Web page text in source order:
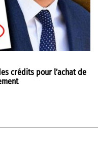
crédits pour l’achat de